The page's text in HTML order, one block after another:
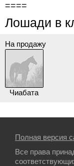
====
Лошади в
На продажу
Чиабата
Полная версия
Все права